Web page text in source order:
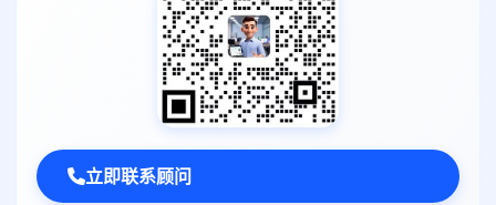
立即联系顾问